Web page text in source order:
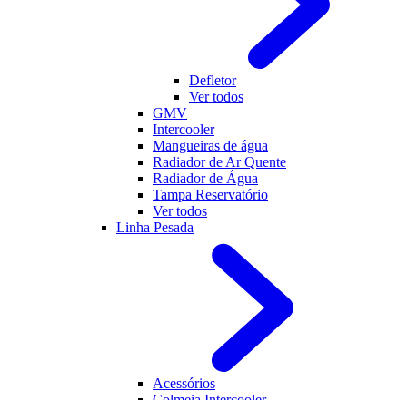
Defletor
Ver todos
GMV
Intercooler
Mangueiras de água
Radiador de Ar Quente
Radiador de Água
Tampa Reservatório
Ver todos
Linha Pesada
Acessórios